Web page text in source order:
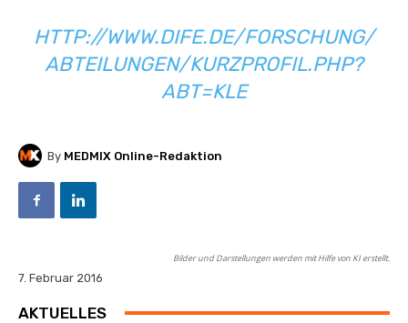
HTTP://WWW.DIFE.DE/FORSCHUNG/
ABTEILUNGEN/KURZPROFIL.PHP?
ABT=KLE
By MEDMIX Online-Redaktion
Bilder und Darstellungen werden mit Hilfe von KI erstellt.
7. Februar 2016
AKTUELLES